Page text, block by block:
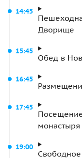
14:45
Дворище
15:45
Обед в
16:45
17:45
19:00